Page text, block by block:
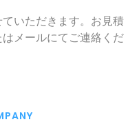
いただきます。お見積
メールにてご連絡くだ